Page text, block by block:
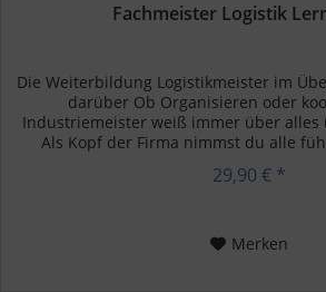
Fachmeister Logistik
Die Weiterbildung Logistikmeister im
darüber Ob Organisieren oder
Industriemeister weiß immer über alles
Als Kopf der Firma nimmst du alle
29,90 € *
Merken